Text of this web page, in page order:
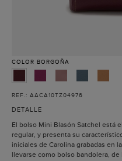
COLOR BORGOÑA
REF.: AACA10TZ04976
DETALLE
El bolso Mini Blasón Satchel está
regular, y presenta su
iniciales de Carolina grabadas en
llevarse como bolso bandolera, de